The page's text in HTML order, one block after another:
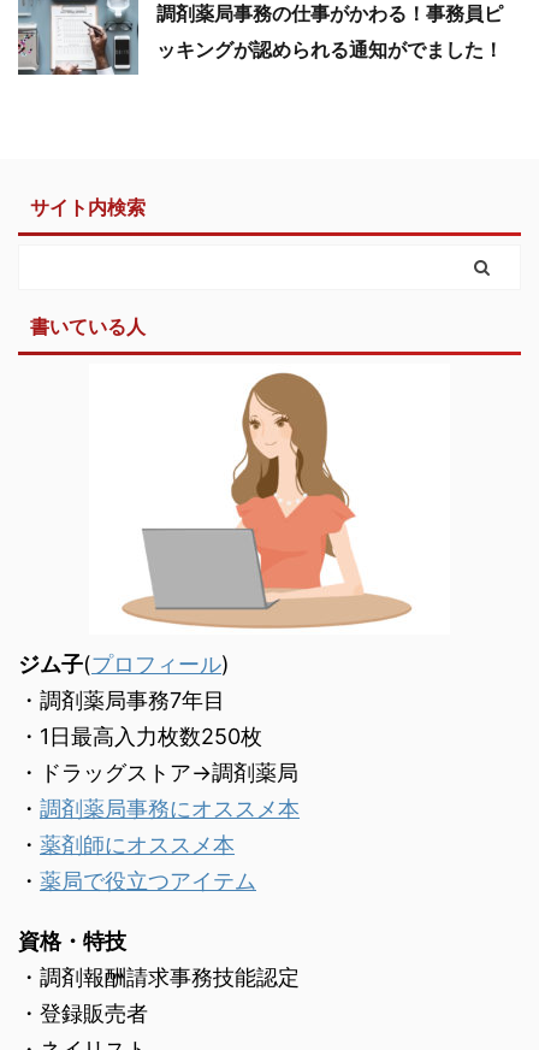
調剤薬局事務の仕事がかわる！事務員ピ
ッキングが認められる通知がでました！
サイト内検索
書いている人
ジム子(プロフィール)
・調剤薬局事務7年目
・1日最高入力枚数250枚
・ドラッグストア→調剤薬局
・ 調剤薬局事務にオススメ本
・ 薬剤師にオススメ本
・ 薬局で役立つアイテム
資格・特技
・調剤報酬請求事務技能認定
・登録販売者